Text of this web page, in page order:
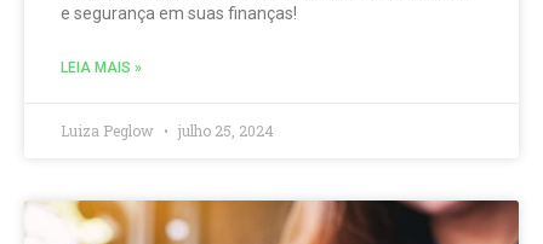
e segurança em suas finanças!
LEIA MAIS »
Luiza Peglow julho 25, 2024